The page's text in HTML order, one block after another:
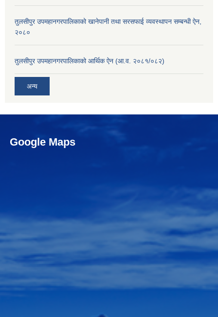
तुलसीपुर उपमहानगरपालिकाको खानेपानी तथा सरसफाई व्यवस्थापन सम्बन्धी ऐन,
२०८०
तुलसीपुर उपमहानगरपालिकाको आर्थिक ऐन (आ.व. २०८१/०८२)
अन्य
Google Maps